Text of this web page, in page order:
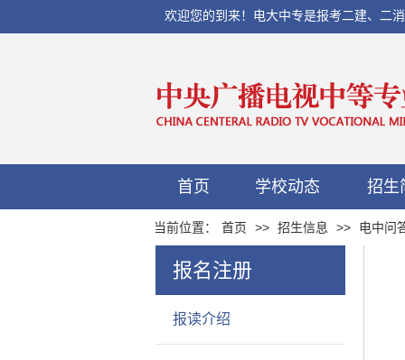
欢迎您的到来！电大中专是报考二建、二
首页 学校动态 招生
当前位置： 首页 >> 招生信息 >> 电中问
报名注册
报读介绍